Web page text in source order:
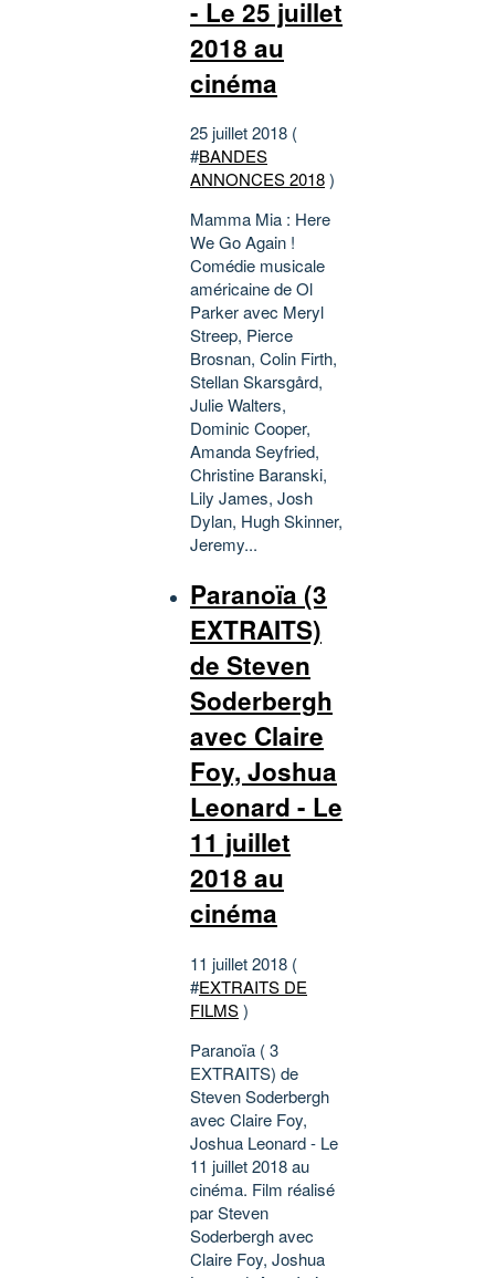
- Le 25 juillet
2018 au
cinéma
25 juillet 2018 (
#BANDES
ANNONCES 2018)
Mamma Mia : Here
We Go Again !
Comédie musicale
américaine de Ol
Parker avec Meryl
Streep, Pierce
Brosnan, Colin Firth,
Stellan Skarsgård,
Julie Walters,
Dominic Cooper,
Amanda Seyfried,
Christine Baranski,
Lily James, Josh
Dylan, Hugh Skinner,
Jeremy...
Paranoïa (3
EXTRAITS)
de Steven
Soderbergh
avec Claire
Foy, Joshua
Leonard - Le
11 juillet
2018 au
cinéma
11 juillet 2018 (
#EXTRAITS DE
FILMS)
Paranoïa ( 3
EXTRAITS) de
Steven Soderbergh
avec Claire Foy,
Joshua Leonard - Le
11 juillet 2018 au
cinéma. Film réalisé
par Steven
Soderbergh avec
Claire Foy, Joshua